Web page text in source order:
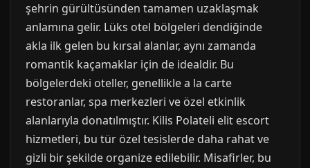
şehrin gürültüsünden tamamen uzaklaşmak
anlamına gelir. Lüks otel bölgeleri dendiğinde
akla ilk gelen bu kırsal alanlar, aynı zamanda
romantik kaçamaklar için de idealdir. Bu
bölgelerdeki oteller, genellikle a la carte
restoranlar, spa merkezleri ve özel etkinlik
alanlarıyla donatılmıştır. Kilis Polateli elit escort
hizmetleri, bu tür özel tesislerde daha rahat ve
gizli bir şekilde organize edilebilir. Misafirler, bu